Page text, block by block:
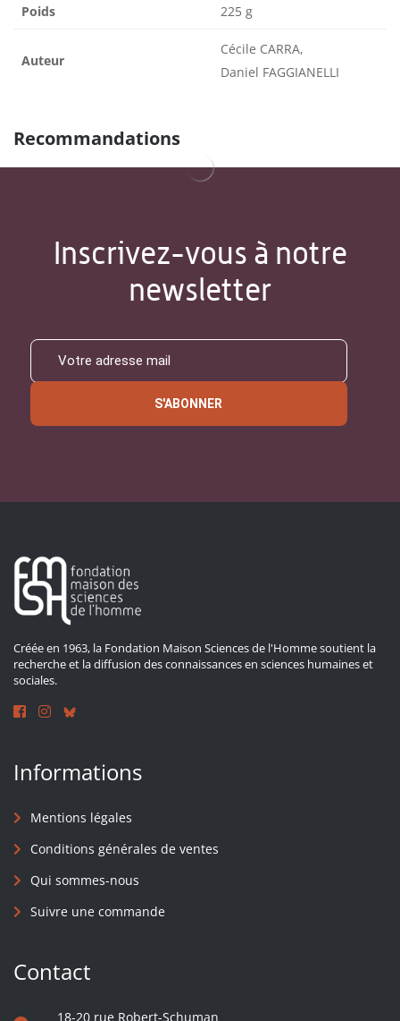
Poids 225 g
Auteur
Cécile CARRA,
Daniel FAGGIANELLI
Recommandations
Inscrivez-vous à notre
newsletter
S'ABONNER
Créée en 1963, la Fondation Maison Sciences de l'Homme soutient la
recherche et la diffusion des connaissances en sciences humaines et
sociales.
Informations
Mentions légales
Conditions générales de ventes
Qui sommes-nous
Suivre une commande
Contact
18-20 rue Robert-Schuman